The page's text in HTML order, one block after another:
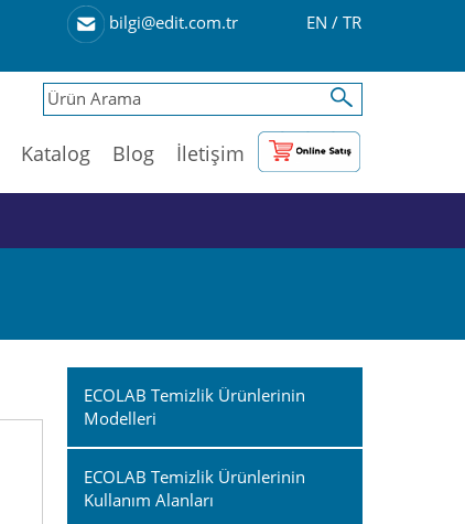
bilgi@edit.com.tr EN / TR
Katalog Blog İletişim
ECOLAB Temizlik Ürünlerinin
Modelleri
ECOLAB Temizlik Ürünlerinin
Kullanım Alanları